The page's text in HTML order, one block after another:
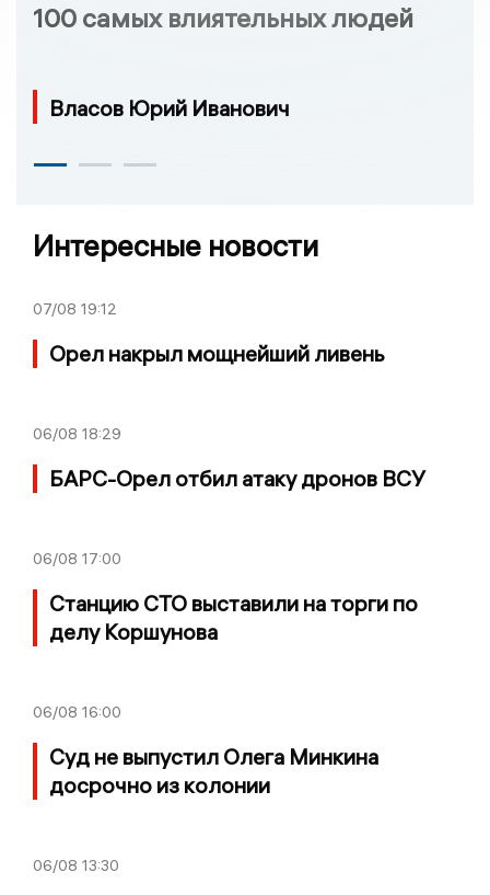
100 самых влиятельных людей
Власов Юрий Иванович
Интересные новости
07/08 19:12
Орел накрыл мощнейший ливень
06/08 18:29
БАРС-Орел отбил атаку дронов ВСУ
06/08 17:00
Станцию СТО выставили на торги по
делу Коршунова
06/08 16:00
Суд не выпустил Олега Минкина
досрочно из колонии
06/08 13:30